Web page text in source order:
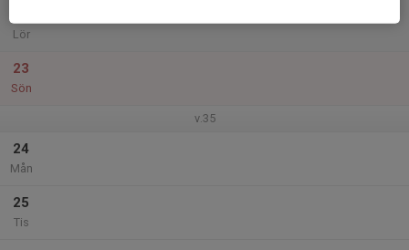
Lör
23
Sön
v.35
24
Mån
25
Tis